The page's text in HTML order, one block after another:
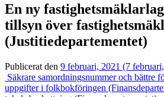
En ny
tillsyn över
(Justitiedepartementet)
Publicerat den 9 februari, 2021 (7
Inläggsnavigering
Säkrare samordningsnummer och bättre
uppgifter i folkbokföringen